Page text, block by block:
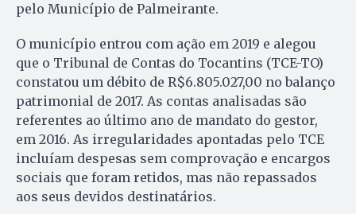
pelo Município de Palmeirante.
O município entrou com ação em 2019 e alegou
que o Tribunal de Contas do Tocantins (TCE-TO)
constatou um débito de R$6.805.027,00 no balanço
patrimonial de 2017. As contas analisadas são
referentes ao último ano de mandato do gestor,
em 2016. As irregularidades apontadas pelo TCE
incluíam despesas sem comprovação e encargos
sociais que foram retidos, mas não repassados
aos seus devidos destinatários.